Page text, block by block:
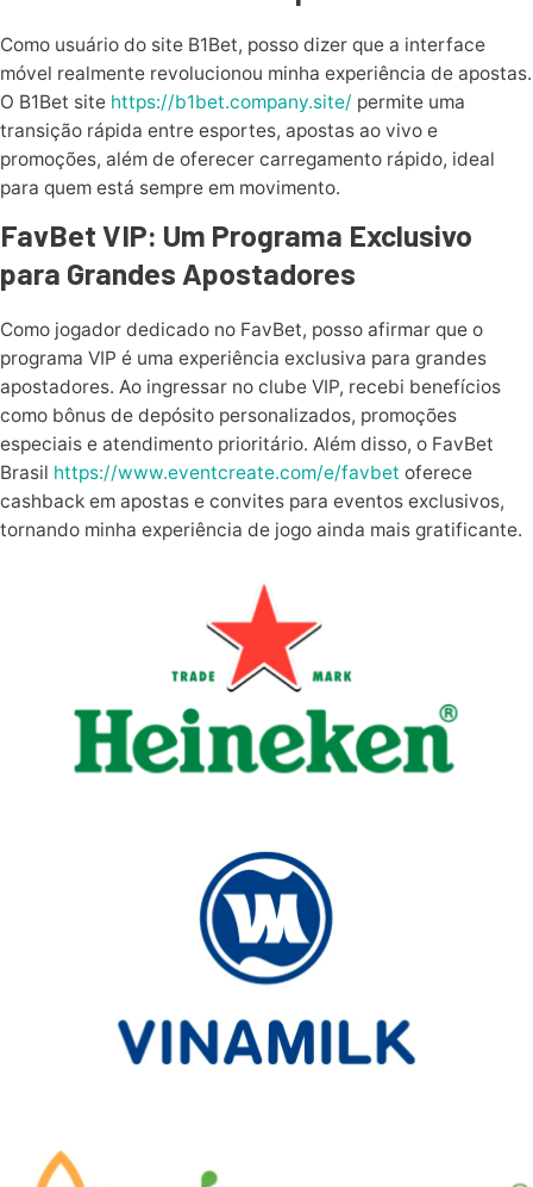
Como usuário do site B1Bet, posso dizer que a interface
móvel realmente revolucionou minha experiência de apostas.
O B1Bet site https://b1bet.company.site/ permite uma
transição rápida entre esportes, apostas ao vivo e
promoções, além de oferecer carregamento rápido, ideal
para quem está sempre em movimento.
FavBet VIP: Um Programa Exclusivo
para Grandes Apostadores
Como jogador dedicado no FavBet, posso afirmar que o
programa VIP é uma experiência exclusiva para grandes
apostadores. Ao ingressar no clube VIP, recebi benefícios
como bônus de depósito personalizados, promoções
especiais e atendimento prioritário. Além disso, o FavBet
Brasil https://www.eventcreate.com/e/favbet oferece
cashback em apostas e convites para eventos exclusivos,
tornando minha experiência de jogo ainda mais gratificante.